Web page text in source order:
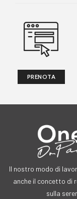
PRENOTA
Il nostro modo di
anche il concetto di
sulla